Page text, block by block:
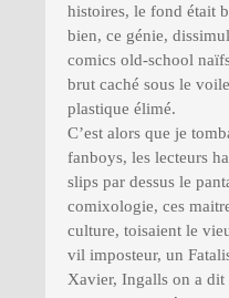
histoires, le fond était
bien, ce génie,
comics old-school
brut caché sous le
plastique élimé.
C’est alors que je
fanboys, les lecteurs
slips par dessus le
comixologie, ces
culture, toisaient le
vil imposteur, un
Xavier, Ingalls on a